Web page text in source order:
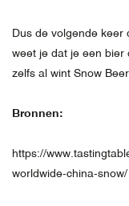
Dus de volgende keer
weet je dat je een bier
zelfs al wint Snow
Bronnen:
https://
worldwide-china-snow/